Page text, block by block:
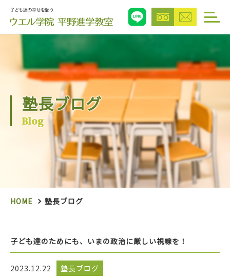
塾長ブログ
Blog
HOME 塾長ブログ
子ども達のためにも、いまの政治に厳しい視線を！
2023.12.22 塾長ブログ